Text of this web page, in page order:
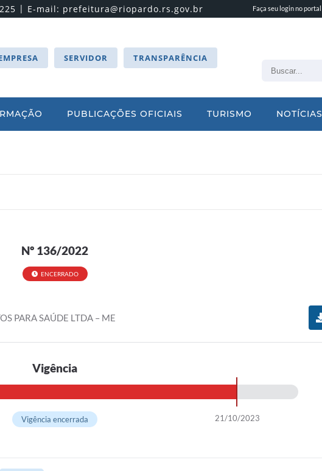
Faça seu login no portal
| E-mail: prefeitura@riopardo.rs.gov.br
SERVIDOR TRANSPARÊNCIA
PUBLICAÇÕES OFICIAIS TURISMO NOTÍCIAS
Nº 136/2022
ENCERRADO
PARA SAÚDE LTDA – ME
Vigência
21/10/2023
Vigência encerrada